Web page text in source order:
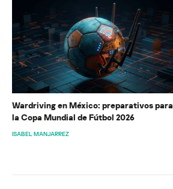
Wardriving en México: preparativos para
la Copa Mundial de Fútbol 2026
ISABEL MANJARREZ